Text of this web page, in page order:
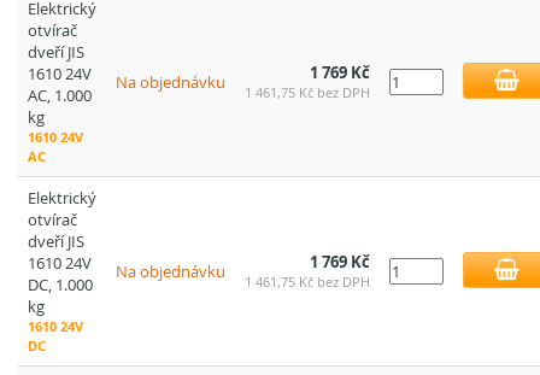
Elektrický
otvírač
dveří JIS
1610 24V
AC, 1.000
kg
1610 24V
AC
Na objednávku 1 769 Kč
1 461,75 Kč bez DPH
Elektrický
otvírač
dveří JIS
1610 24V
DC, 1.000
kg
1610 24V
DC
Na objednávku 1 769 Kč
1 461,75 Kč bez DPH